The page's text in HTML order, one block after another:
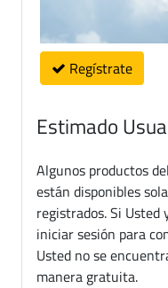
Regístrate
Estimado
Algunos productos del
están disponibles
registrados. Si
iniciar sesión para
Usted no se
manera gratuita.